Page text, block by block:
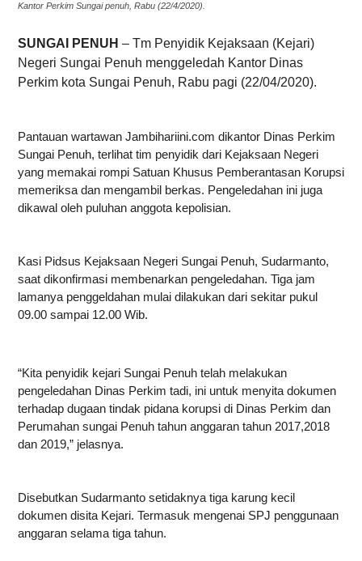
Kantor Perkim Sungai penuh, Rabu (22/4/2020).
SUNGAI PENUH – Tm Penyidik Kejaksaan (Kejari)
Negeri Sungai Penuh menggeledah Kantor Dinas
Perkim kota Sungai Penuh, Rabu pagi (22/04/2020).
Pantauan wartawan Jambihariini.com dikantor Dinas Perkim
Sungai Penuh, terlihat tim penyidik dari Kejaksaan Negeri
yang memakai rompi Satuan Khusus Pemberantasan Korupsi
memeriksa dan mengambil berkas. Pengeledahan ini juga
dikawal oleh puluhan anggota kepolisian.
Kasi Pidsus Kejaksaan Negeri Sungai Penuh, Sudarmanto,
saat dikonfirmasi membenarkan pengeledahan. Tiga jam
lamanya penggeldahan mulai dilakukan dari sekitar pukul
09.00 sampai 12.00 Wib.
“Kita penyidik kejari Sungai Penuh telah melakukan
pengeledahan Dinas Perkim tadi, ini untuk menyita dokumen
terhadap dugaan tindak pidana korupsi di Dinas Perkim dan
Perumahan sungai Penuh tahun anggaran tahun 2017,2018
dan 2019,” jelasnya.
Disebutkan Sudarmanto setidaknya tiga karung kecil
dokumen disita Kejari. Termasuk mengenai SPJ penggunaan
anggaran selama tiga tahun.